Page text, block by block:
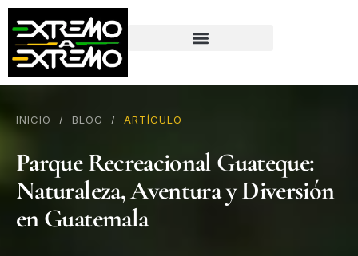
contenido
INICIO / BLOG / ARTÍCULO
Parque Recreacional Guateque:
Naturaleza, Aventura y Diversión
en Guatemala